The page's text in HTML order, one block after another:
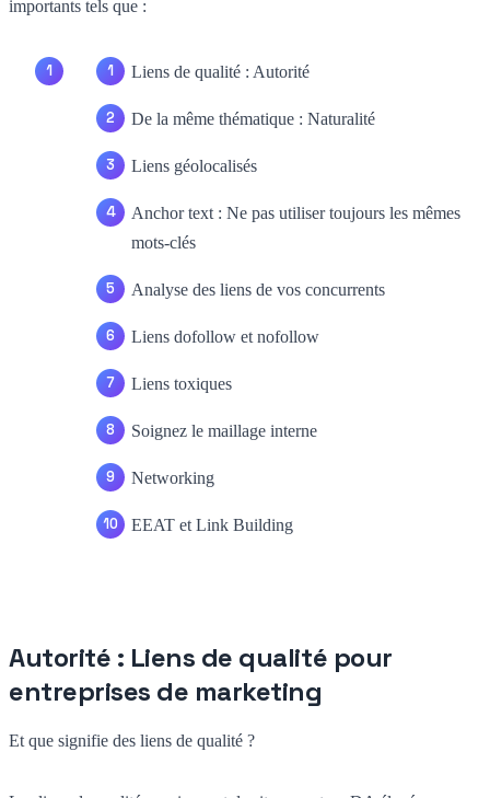
importants tels que :
Liens de qualité : Autorité
De la même thématique : Naturalité
Liens géolocalisés
Anchor text : Ne pas utiliser toujours les mêmes
mots-clés
Analyse des liens de vos concurrents
Liens dofollow et nofollow
Liens toxiques
Soignez le maillage interne
Networking
EEAT et Link Building
Autorité : Liens de qualité pour
entreprises de marketing
Et que signifie des liens de qualité ?